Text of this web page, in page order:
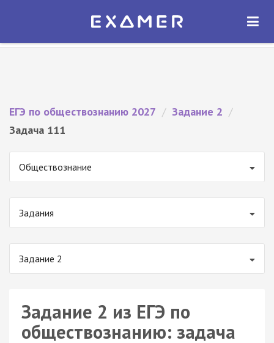
Экзамер — ЕГЭ 2027
ОТКРЫТЬ
ЕГЭ по обществознанию 2027 / Задание 2 /
Задача 111
Обществознание
Задания
Задание 2
Задание 2 из ЕГЭ по
обществознанию: задача